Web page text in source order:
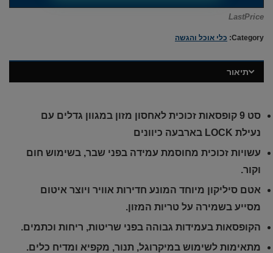
LastPrice
Category: כלי אוכל והגשה
תיאור
סט 9 קופסאות זכוכית לאחסון מזון במגוון גדלים עם
נעילת LOCK בארבעה כיוונים
עשויות זכוכית מחוסמת עמידה בפני שבר, בשימוש חום
וקור.
אטם סיליקון מיוחד המונע חדירות אוויר ויוצר איטום
מסייע בשמירה על טריות המזון.
הקופסאות בעמידות גבוהה בפני שריטות, ריחות וכתמים.
מתאימות לשימוש במיקרוגל, תנור, מקפיא ומדיח כלים.